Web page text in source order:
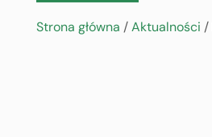
Strona główna /Aktualności /